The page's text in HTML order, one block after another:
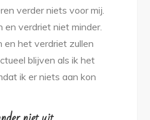
verder niets voor mij.
en verdriet niet minder.
en het verdriet zullen
blijven als ik het
ik er niets aan kon